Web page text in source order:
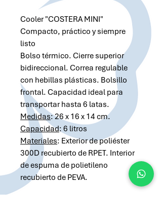
Cooler "COSTERA MINI"
Compacto, práctico y siempre
listo
Bolso térmico. Cierre superior
bidireccional. Correa regulable
con hebillas plásticas. Bolsillo
frontal. Capacidad ideal para
transportar hasta 6 latas.
Medidas: 26 x 16 x 14 cm.
Capacidad: 6 litros
Materiales: Exterior de poliéster
300D recubierto de RPET. Interior
de espuma de polietileno
recubierto de PEVA.